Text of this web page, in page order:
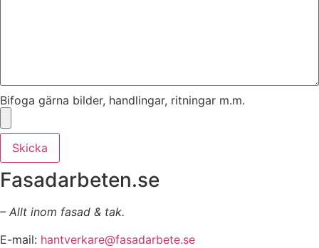
Bifoga gärna bilder, handlingar, ritningar m.m.
Skicka
Fasadarbeten.se
– Allt inom fasad & tak.
E-mail: hantverkare@fasadarbete.se